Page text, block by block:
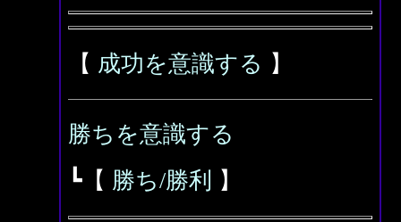
【 成功を意識する 】
勝ちを意識する
┗【 勝ち/勝利 】